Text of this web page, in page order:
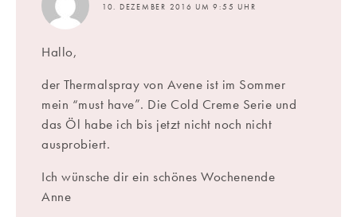
10. DEZEMBER 2016 UM 9:55 UHR
Hallo,
der Thermalspray von Avene ist im Sommer
mein “must have”. Die Cold Creme Serie und
das Öl habe ich bis jetzt nicht noch nicht
ausprobiert.
Ich wünsche dir ein schönes Wochenende
Anne